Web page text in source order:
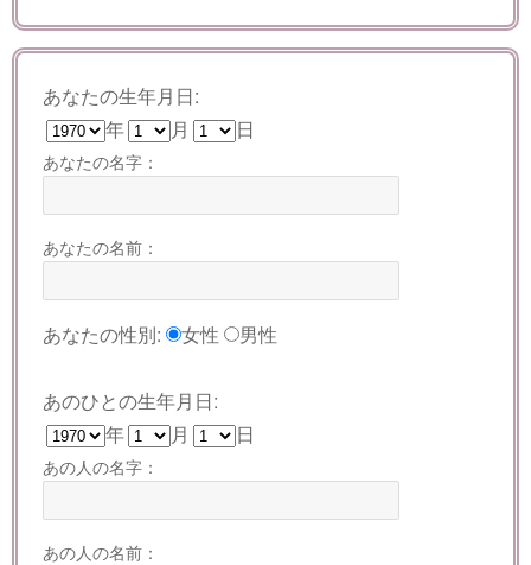
あなたの生年月日:
年
月 日
あなたの名字：
あなたの名前：
あなたの性別: 女性 男性
あのひとの生年月日:
年
月 日
あの人の名字：
あの人の名前：